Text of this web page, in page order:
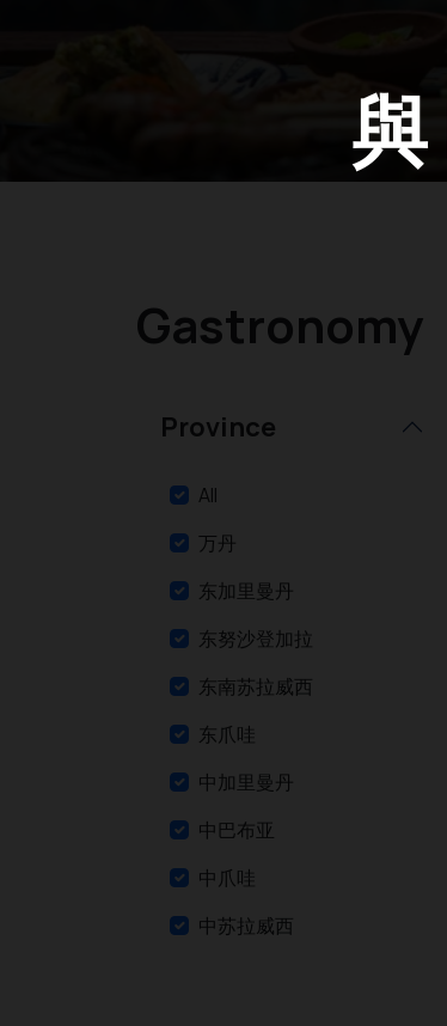
與
Gastronomy
Province
All
万丹
东加里曼丹
东努沙登加拉
东南苏拉威西
东爪哇
中加里曼丹
中巴布亚
中爪哇
中苏拉威西